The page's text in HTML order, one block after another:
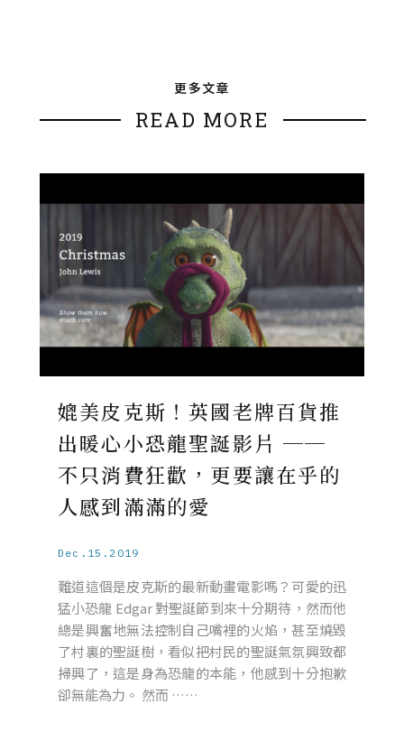
更多文章
READ MORE
媲美皮克斯！英國老牌百貨推
出暖心小恐龍聖誕影片 ──
不只消費狂歡，更要讓在乎的
人感到滿滿的愛
Dec.15.2019
難道這個是皮克斯的最新動畫電影嗎？可愛的迅
猛小恐龍 Edgar 對聖誕節到來十分期待，然而他
總是興奮地無法控制自己嘴裡的火焰，甚至燒毀
了村裏的聖誕樹，看似把村民的聖誕氣氛興致都
掃興了，這是身為恐龍的本能，他感到十分抱歉
卻無能為力。 然而 ……